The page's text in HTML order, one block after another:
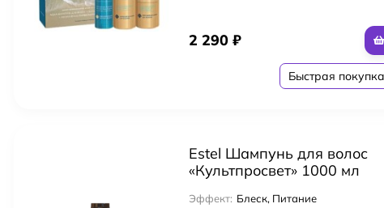
2 290 ₽
Быстрая покупка
Estel Шампунь для волос
«Культпросвет» 1000 мл
Эффект: Блеск, Питание
для ежедневного использования 250 мл
Бульвар Toning+Styling Crème 124 мл Крем для укладки светлых волос